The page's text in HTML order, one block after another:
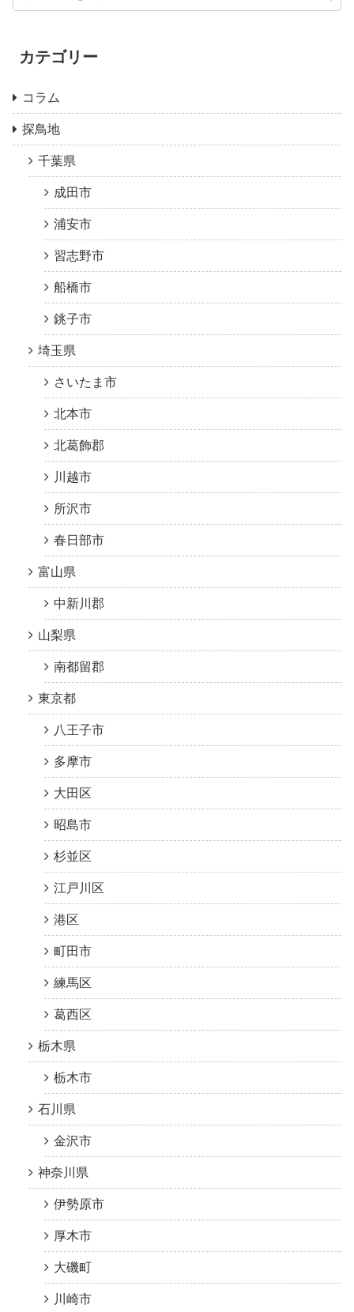
カテゴリー
コラム
探鳥地
千葉県
成田市
浦安市
習志野市
船橋市
銚子市
埼玉県
さいたま市
北本市
北葛飾郡
川越市
所沢市
春日部市
富山県
中新川郡
山梨県
南都留郡
東京都
八王子市
多摩市
大田区
昭島市
杉並区
江戸川区
港区
町田市
練馬区
葛西区
栃木県
栃木市
石川県
金沢市
神奈川県
伊勢原市
厚木市
大磯町
川崎市